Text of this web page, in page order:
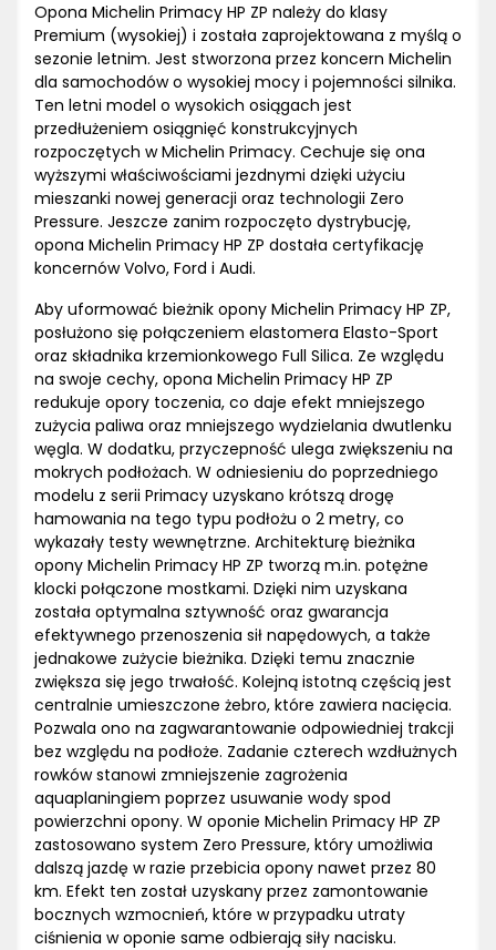
Opona Michelin Primacy HP ZP należy do klasy
Premium (wysokiej) i została zaprojektowana z myślą o
sezonie letnim. Jest stworzona przez koncern Michelin
dla samochodów o wysokiej mocy i pojemności silnika.
Ten letni model o wysokich osiągach jest
przedłużeniem osiągnięć konstrukcyjnych
rozpoczętych w Michelin Primacy. Cechuje się ona
wyższymi właściwościami jezdnymi dzięki użyciu
mieszanki nowej generacji oraz technologii Zero
Pressure. Jeszcze zanim rozpoczęto dystrybucję,
opona Michelin Primacy HP ZP dostała certyfikację
koncernów Volvo, Ford i Audi.
Aby uformować bieżnik opony Michelin Primacy HP ZP,
posłużono się połączeniem elastomera Elasto-Sport
oraz składnika krzemionkowego Full Silica. Ze względu
na swoje cechy, opona Michelin Primacy HP ZP
redukuje opory toczenia, co daje efekt mniejszego
zużycia paliwa oraz mniejszego wydzielania dwutlenku
węgla. W dodatku, przyczepność ulega zwiększeniu na
mokrych podłożach. W odniesieniu do poprzedniego
modelu z serii Primacy uzyskano krótszą drogę
hamowania na tego typu podłożu o 2 metry, co
wykazały testy wewnętrzne. Architekturę bieżnika
opony Michelin Primacy HP ZP tworzą m.in. potężne
klocki połączone mostkami. Dzięki nim uzyskana
została optymalna sztywność oraz gwarancja
efektywnego przenoszenia sił napędowych, a także
jednakowe zużycie bieżnika. Dzięki temu znacznie
zwiększa się jego trwałość. Kolejną istotną częścią jest
centralnie umieszczone żebro, które zawiera nacięcia.
Pozwala ono na zagwarantowanie odpowiedniej trakcji
bez względu na podłoże. Zadanie czterech wzdłużnych
rowków stanowi zmniejszenie zagrożenia
aquaplaningiem poprzez usuwanie wody spod
powierzchni opony. W oponie Michelin Primacy HP ZP
zastosowano system Zero Pressure, który umożliwia
dalszą jazdę w razie przebicia opony nawet przez 80
km. Efekt ten został uzyskany przez zamontowanie
bocznych wzmocnień, które w przypadku utraty
ciśnienia w oponie same odbierają siły nacisku.